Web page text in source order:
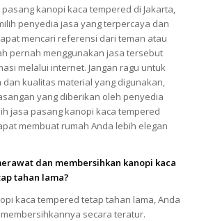
kanopi kaca tempered di Jakarta,
penyedia jasa yang terpercaya dan
mencari referensi dari teman atau
pernah menggunakan jasa tersebut
melalui internet. Jangan ragu untuk
kualitas material yang digunakan,
yang diberikan oleh penyedia
jasa pasang kanopi kaca tempered
membuat rumah Anda lebih elegan
dan membersihkan kanopi kaca
tahan lama?
kaca tempered tetap tahan lama, Anda
secara teratur.